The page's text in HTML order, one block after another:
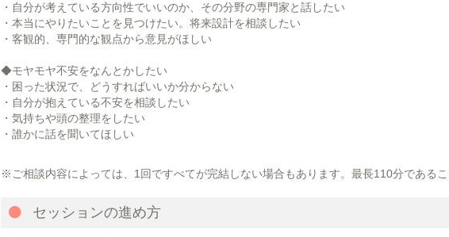
・自分が考えている方向性でいいのか、その分野の専門家と話したい
・本当にやりたいことを見つけたい。将来設計を相談したい
・客観的、専門的な観点から意見がほしい
◆モヤモヤ不安をなんとかしたい
・困った状況で、どうすればいいか分からない
・自分が抱えている不安を相談したい
・気持ちや頭の整理をしたい
・誰かに話を聞いてほしい
※ご相談内容によっては、1回ですべてが完結しない場合もあります。最長110分である
セッションの進め方